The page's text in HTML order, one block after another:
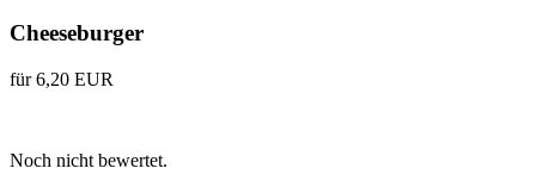
Cheeseburger
für 6,20 EUR
Noch nicht bewertet.